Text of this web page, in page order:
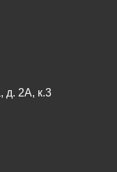
д. 2А, к.3